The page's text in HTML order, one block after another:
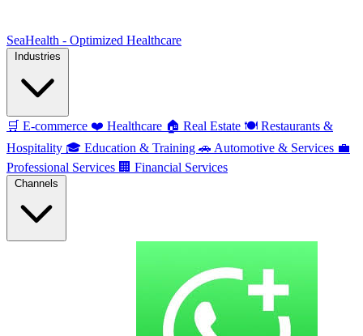
SeaHealth - Optimized Healthcare
🛒 E-commerce ❤️ Healthcare 🏠 Real Estate 🍽️ Restaurants &
Hospitality 🎓 Education & Training 🚗 Automotive & Services 💼
Professional Services 🏢 Financial Services